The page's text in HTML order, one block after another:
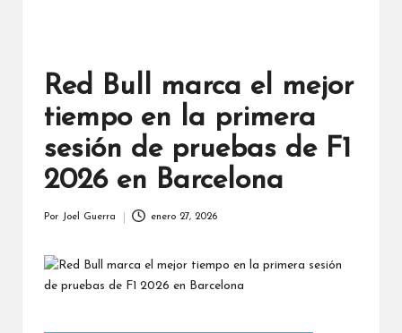
Red Bull marca el mejor
tiempo en la primera
sesión de pruebas de F1
2026 en Barcelona
Por Joel Guerra enero 27, 2026